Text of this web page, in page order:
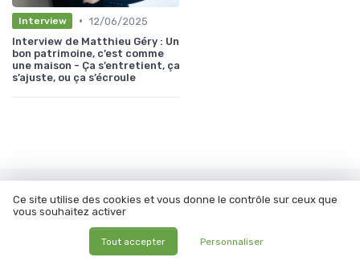
Interview • 12/06/2025
Interview de Matthieu Géry : Un
bon patrimoine, c’est comme
une maison - Ça s’entretient, ça
s’ajuste, ou ça s’écroule
Les articles par date
Ce site utilise des cookies et vous donne le contrôle sur ceux que
vous souhaitez activer
Tout accepter Personnaliser